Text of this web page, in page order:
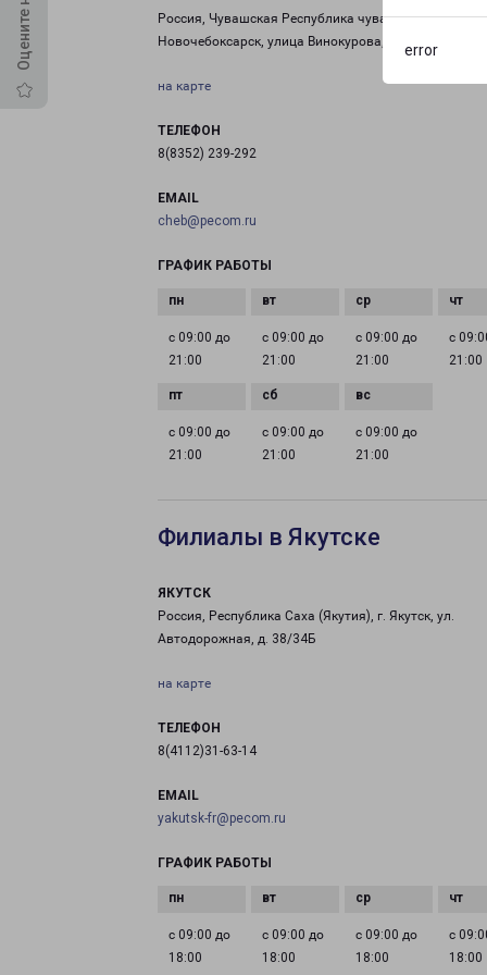
error
Россия, Чувашская Республика чувашия, город
Новочебоксарск, улица Винокурова, дом 99
на карте
ТЕЛЕФОН
8(8352) 239-292
EMAIL
cheb@pecom.ru
ГРАФИК РАБОТЫ
с 09:00 до
21:00
с 09:00 до
21:00
с 09:00 до
21:00
с
21:00
с 09:00 до
21:00
с 09:00 до
21:00
с 09:00 до
21:00
Филиалы в Якутске
ЯКУТСК
Россия, Республика Саха (Якутия), г. Якутск, ул.
Автодорожная, д. 38/34Б
на карте
ТЕЛЕФОН
8(4112)31-63-14
EMAIL
yakutsk-fr@pecom.ru
ГРАФИК РАБОТЫ
с 09:00 до
18:00
с 09:00 до
18:00
с 09:00 до
18:00
с
18:00